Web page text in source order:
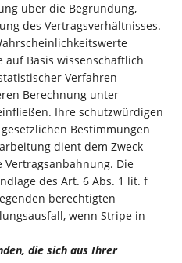
über die Begründung,
des Vertragsverhältnisses.
auf Basis wissenschaftlich
Verfahren
Berechnung unter
Ihre schutzwürdigen
Bestimmungen
dient dem Zweck
Die
des Art. 6 Abs. 1 lit. f
berechtigten
wenn Stripe in
die sich aus Ihrer